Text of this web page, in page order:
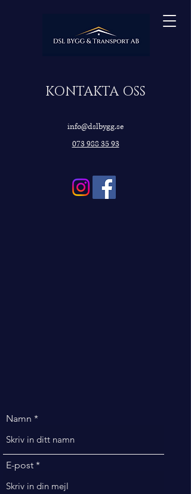
KONTAKTA OSS​
info@dslbygg.se
073 988 35 93
Namn
E-post